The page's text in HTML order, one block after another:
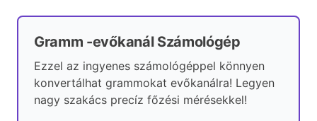
Gramm -evőkanál Számológép
Ezzel az ingyenes számológéppel könnyen
konvertálhat grammokat evőkanálra! Legyen
nagy szakács precíz főzési mérésekkel!